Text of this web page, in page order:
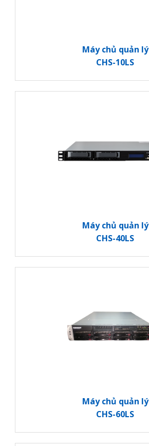
Máy chủ quản lý
CHS-10LS
Máy chủ quản lý
CHS-40LS
Máy chủ quản lý
CHS-60LS